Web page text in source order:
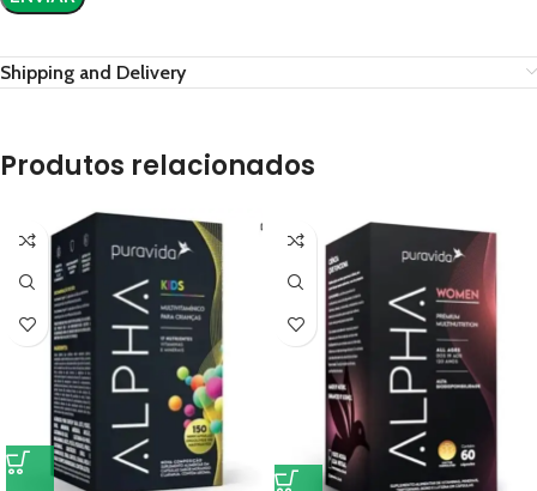
Shipping and Delivery
Produtos relacionados